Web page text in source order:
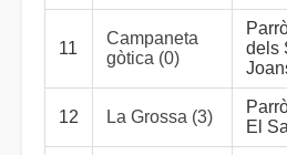
11
Campaneta
gòtica (0)
dels
12 La Grossa (3)
El